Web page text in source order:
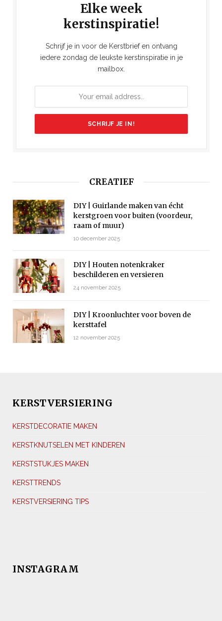
Elke week
kerstinspiratie!
Schrijf je in voor de Kerstbrief en ontvang
iedere zondag de leukste kerstinspiratie in je
mailbox.
CREATIEF
DIY | Guirlande maken van écht
kerstgroen voor buiten (voordeur,
raam of muur)
10 december 2025
DIY | Houten notenkraker
beschilderen en versieren
24 november 2025
DIY | Kroonluchter voor boven de
kersttafel
12 november 2025
KERSTVERSIERING
KERSTDECORATIE MAKEN
KERSTKNUTSELEN MET KINDEREN
KERSTSTUKJES MAKEN
KERSTTRENDS
KERSTVERSIERING TIPS
INSTAGRAM